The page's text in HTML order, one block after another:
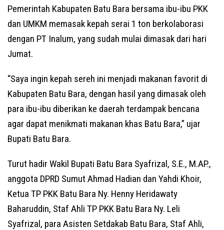
Pemerintah Kabupaten Batu Bara bersama ibu-ibu PKK
dan UMKM memasak kepah serai 1 ton berkolaborasi
dengan PT Inalum, yang sudah mulai dimasak dari hari
Jumat.
“Saya ingin kepah sereh ini menjadi makanan favorit di
Kabupaten Batu Bara, dengan hasil yang dimasak oleh
para ibu-ibu diberikan ke daerah terdampak bencana
agar dapat menikmati makanan khas Batu Bara,” ujar
Bupati Batu Bara.
Turut hadir Wakil Bupati Batu Bara Syafrizal, S.E., M.AP.,
anggota DPRD Sumut Ahmad Hadian dan Yahdi Khoir,
Ketua TP PKK Batu Bara Ny. Henny Heridawaty
Baharuddin, Staf Ahli TP PKK Batu Bara Ny. Leli
Syafrizal, para Asisten Setdakab Batu Bara, Staf Ahli,